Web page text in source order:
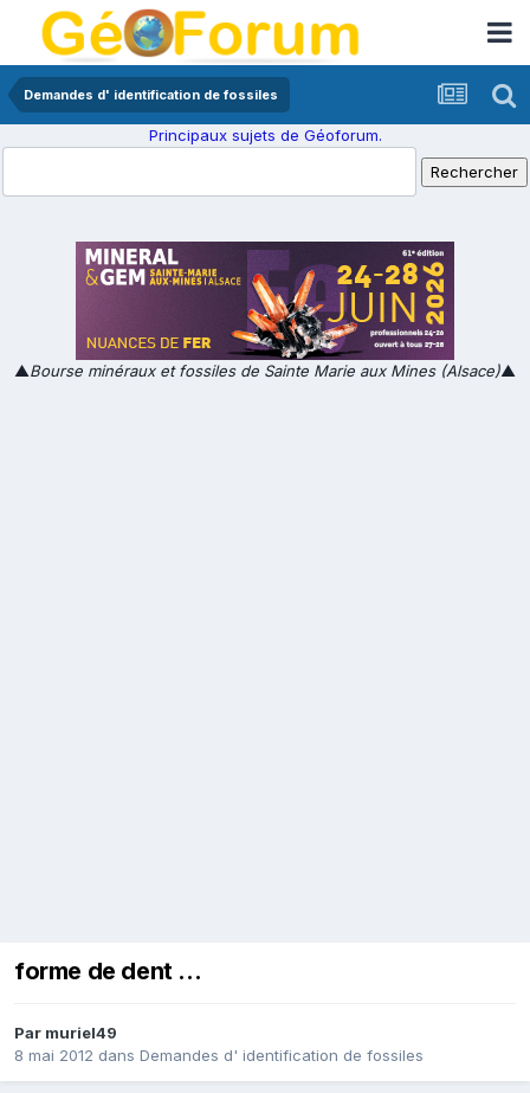
Demandes d' identification de fossiles
Principaux sujets de Géoforum.
▲Bourse minéraux et fossiles de Sainte Marie aux Mines (Alsace)▲
forme de dent ...
Par muriel49
8 mai 2012 dans Demandes d' identification de fossiles